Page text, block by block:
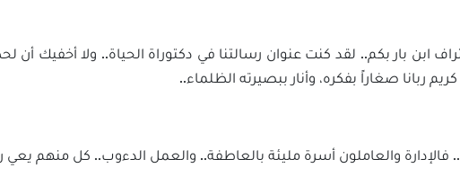
ابن بار بكم.. لقد كنت عنوان رسالتنا في دكتوراة الحياة.. ولا أخفيك
ربانا صغاراً بفكره، وأنار ببصيرته الظلماء..
فالإدارة والعاملون أسرة مليئة بالعاطفة.. والعمل الدءوب.. كل منهم